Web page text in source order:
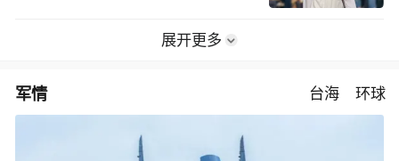
展开更多
军情 台海 环球